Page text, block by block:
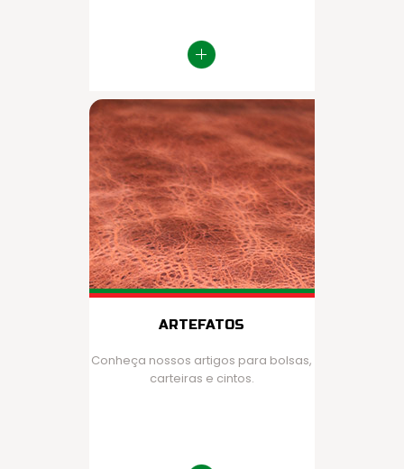
ARTEFATOS
Conheça nossos artigos para bolsas,
carteiras e cintos.